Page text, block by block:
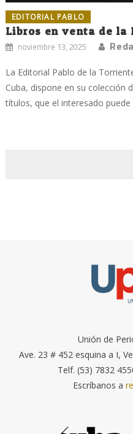
EDITORIAL PABLO
Libros en venta de la
noviembre 13, 2025
La Editorial Pablo de la
Cuba, dispone en su colección
títulos, que el interesado
Unión de
Ave. 23 # 452 esquina a I,
Telf. (53) 7832
Escríbanos a